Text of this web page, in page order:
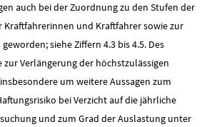
auch bei der Zuordnung zu den Stufen der
und Kraftfahrer sowie zur
siehe Ziffern 4.3 bis 4.5. Des
zur Verlängerung der höchstzulässigen
um weitere Aussagen zum
bei Verzicht auf die jährliche
und zum Grad der Auslastung unter